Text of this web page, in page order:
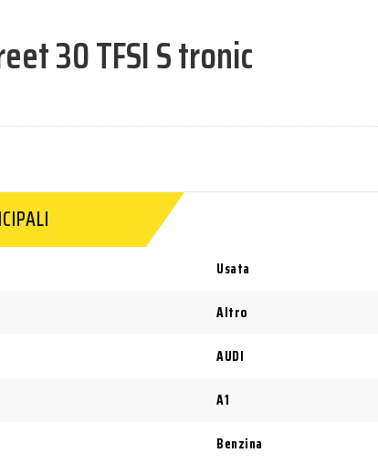
30 TFSI S tronic
Usata
Altro
AUDI
A1
Benzina